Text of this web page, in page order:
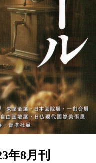
年8月刊